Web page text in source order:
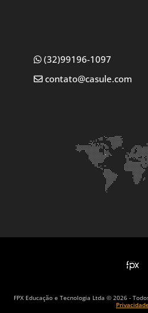
(32)99196-1097
contato@casule.com
FPX Educação e Tecnologia Ltda © 2026 -